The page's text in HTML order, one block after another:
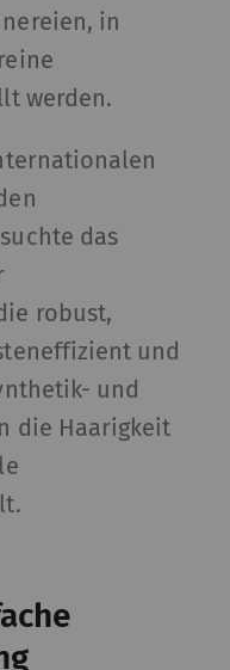
in
werden.
das
robust,
und
und
die Haarigkeit